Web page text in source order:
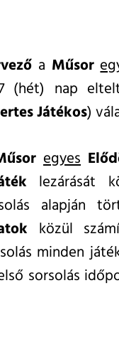
a Műsor
(hét) nap
Játékos)
egyes
lezárását
alapján
közül
minden
sorsolás